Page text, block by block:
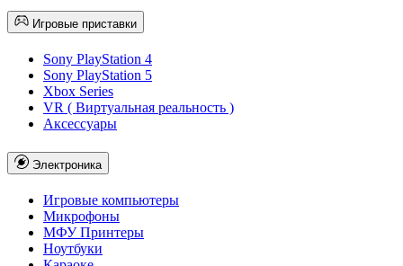
Игровые приставки
Sony PlayStation 4
Sony PlayStation 5
Xbox Series
VR ( Виртуальная реальность )
Аксессуары
Электроника
Игровые компьютеры
Микрофоны
МФУ Принтеры
Ноутбуки